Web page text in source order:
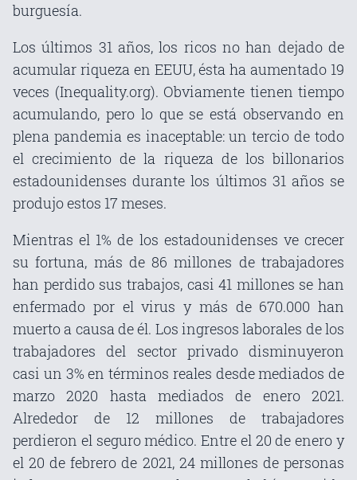
burguesía.
Los últimos 31 años, los ricos no han dejado de
acumular riqueza en EEUU, ésta ha aumentado 19
veces (Inequality.org). Obviamente tienen tiempo
acumulando, pero lo que se está observando en
plena pandemia es inaceptable: un tercio de todo
el crecimiento de la riqueza de los billonarios
estadounidenses durante los últimos 31 años se
produjo estos 17 meses.
Mientras el 1% de los estadounidenses ve crecer
su fortuna, más de 86 millones de trabajadores
han perdido sus trabajos, casi 41 millones se han
enfermado por el virus y más de 670.000 han
muerto a causa de él. Los ingresos laborales de los
trabajadores del sector privado disminuyeron
casi un 3% en términos reales desde mediados de
marzo 2020 hasta mediados de enero 2021.
Alrededor de 12 millones de trabajadores
perdieron el seguro médico. Entre el 20 de enero y
el 20 de febrero de 2021, 24 millones de personas